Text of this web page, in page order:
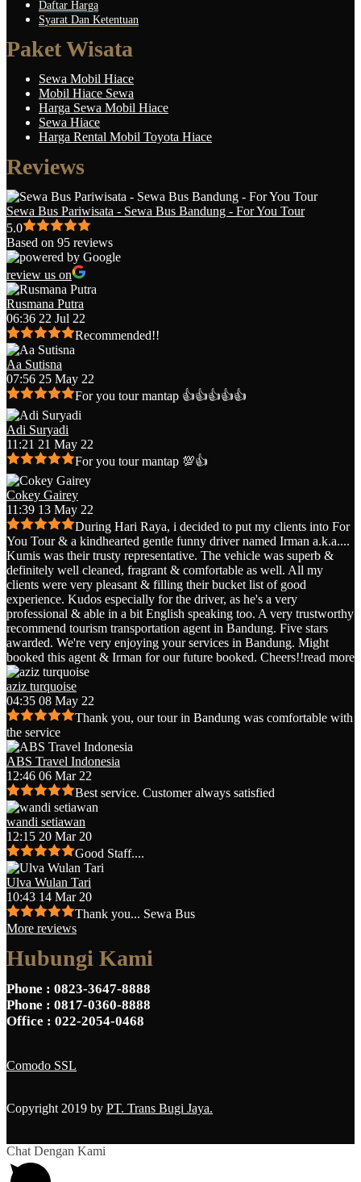
Daftar Harga
Syarat Dan Ketentuan
Paket Wisata
Sewa Mobil Hiace
Mobil Hiace Sewa
Harga Sewa Mobil Hiace
Sewa Hiace
Harga Rental Mobil Toyota Hiace
Reviews
Sewa Bus Pariwisata - Sewa Bus Bandung - For You Tour
5.0
Based on 95 reviews
review us on
Rusmana Putra
06:36 22 Jul 22
Recommended!!
Aa Sutisna
07:56 25 May 22
For you tour mantap 👍👍👍👍👍
Adi Suryadi
11:21 21 May 22
For you tour mantap 💯👍
Cokey Gairey
11:39 13 May 22
During Hari Raya, i decided to put my clients into For
You Tour & a kindhearted gentle funny driver named Irman a.k.a....
Kumis was their trusty representative. The vehicle was superb &
definitely well cleaned, fragrant & comfortable as well. All my
clients were very pleasant & filling their bucket list of good
experience. Kudos especially for the driver, as he's a very
professional & able in a bit English speaking too. A very trustworthy
recommend tourism transportation agent in Bandung. Five stars
awarded. We're very enjoying your services in Bandung. Might
booked this agent & Irman for our future booked. Cheers!!read more
aziz turquoise
04:35 08 May 22
Thank you, our tour in Bandung was comfortable with
the service
ABS Travel Indonesia
12:46 06 Mar 22
Best service. Customer always satisfied
wandi setiawan
12:15 20 Mar 20
Good Staff....
Ulva Wulan Tari
10:43 14 Mar 20
Thank you... Sewa Bus
More reviews
Hubungi Kami
Phone : 0823-3647-8888
Phone : 0817-0360-8888
Office : 022-2054-0468
Comodo SSL
Copyright 2019 by PT. Trans Bugi Jaya.
Chat Dengan Kami